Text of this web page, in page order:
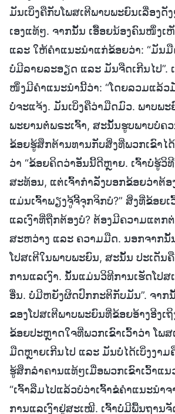
ມັນເບິ່ງຄືກັບໂພສເຕີພາບພະຍົນເລື່ອງດັ
ເອງແທ້ໆ. ຈາກນັ້ນ ເອື້ອຍນ້ອງຄົນໜຶ່ງເ
ແລະ ໃຫ້ຄຳແນະນຳແກ່ຂ້ອຍວ່າ: “ມັນມື
ບໍ່ມີລາຍລະອຽດ ແລະ ມັນຈືດເກີນໄປ”.
ໜຶ່ງມີຄໍາແນະນໍານີ້ວ່າ: “ໂດຍລວມແລ້ວ
ບໍ່ຈະແຈ້ງ. ມັນເບິ່ງຄືວ່າມືດມົວ. ພາບພະ
ພະຍານຕໍ່ພຣະເຈົ້າ, ສະນັ້ນຮູບພາບບໍ່ຄວ
ຂ້ອຍຮູ້ສຶກຕ້ານທານກັບສິ່ງທີ່ພວກເຂົາໄ
ວ່າ “ຂ້ອຍຄິດວ່າອັນນີ້ດີຫຼາຍ. ເຈົ້າບໍ່ຮູ້ວິ
ສະທ້ອນ, ແຕ່ເຈົ້າກຳລັງບອກຂ້ອຍວ່າຕ້ອ
ແມ່ນເຈົ້າພຽງຈູ້ຈີ້ຈຸກຈິກບໍ?” ສິ່ງທີ່ຂ້ອຍ
ແລເງົາທີ່ຖືກຕ້ອງບໍ? ຕ້ອງມີຄວາມແຕກ
ສະຫວ່າງ ແລະ ຄວາມມືດ. ນອກຈາກ
ໂປສເຕີໃນພາບພະຍົນ, ສະນັ້ນ ປະເດັນຄື
ການແລເງົາ. ນັ້ນແມ່ນວິທີການເຮັດໂປສ
ອື່ນ. ບໍ່ມີຫຍັງຜິດປົກກະຕິກັບມັນ”. ຈາກ
ຂອງໂປສເຕີພາບພະຍົນທີ່ຂ້ອຍອ້າງອີງເ
ຂ້ອຍປະຫຼາດໃຈທີ່ພວກເຂົາເວົ້າວ່າ ໂພ
ມືດຫຼາຍເກີນໄປ ແລະ ມັນບໍ່ໄດ້ເບິ່ງງາ
ຮູ້ສຶກລຳຄານແທ້ໆເມື່ອພວກເຂົາເວົ້າແ
“ເຈົ້າລືມໄປແລ້ວບໍວ່າເຈົ້າຂໍຄຳແນະນຳ
ການແລເງົາຢູ່ສະເໝີ. ເຈົ້າບໍ່ມີພື້ນຖານຈັ